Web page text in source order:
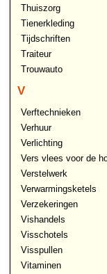
Thuiszorg
Tienerkleding
Tijdschriften
Traiteur
Trouwauto
V
Verftechnieken
Verhuur
Verlichting
Vers vlees voor de
Verstelwerk
Verwarmingsketels
Verzekeringen
Vishandels
Visschotels
Visspullen
Vitaminen